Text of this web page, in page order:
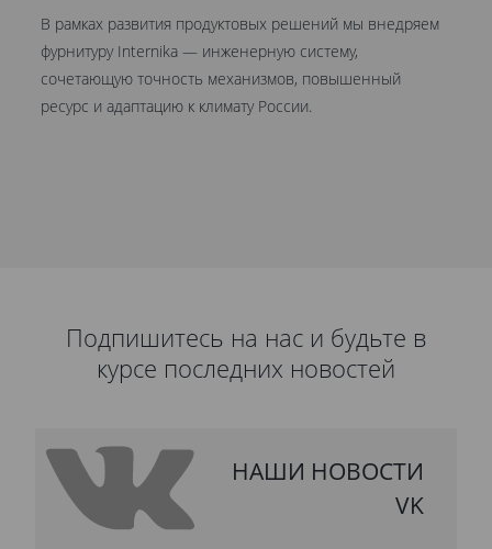
В рамках развития продуктовых решений мы внедряем
фурнитуру Internika — инженерную систему,
сочетающую точность механизмов, повышенный
ресурс и адаптацию к климату России.
Подпишитесь на нас и будьте в
курсе последних новостей
НАШИ НОВОСТИ
VK